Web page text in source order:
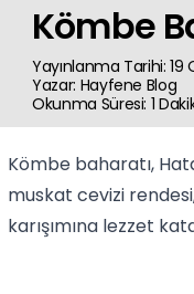
Kömbe
Yayınlanma Tarihi: 19
Yazar: Hayfene Blog
Okunma Süresi: 1
Kömbe baharatı,
muskat cevizi
karışımına lezzet